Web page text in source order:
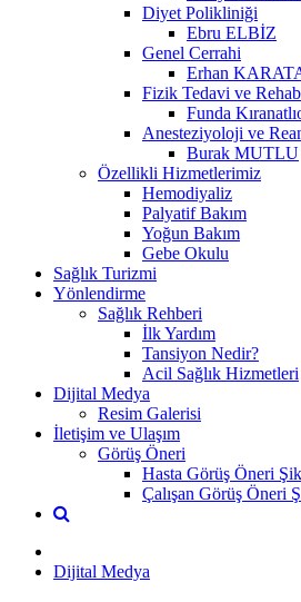
Diyet Polikliniği
Ebru ELBİZ
Genel Cerrahi
Erhan
Fizik Tedavi ve
Funda
Anesteziyoloji ve
Burak MUTLU
Özellikli Hizmetlerimiz
Hemodiyaliz
Palyatif Bakım
Yoğun Bakım
Gebe Okulu
Sağlık Turizmi
Yönlendirme
Sağlık Rehberi
İlk Yardım
Tansiyon Nedir?
Acil Sağlık Hizmetleri
Dijital Medya
Resim Galerisi
İletişim ve Ulaşım
Görüş Öneri
Hasta Görüş Öneri
Çalışan Görüş Öneri
Dijital Medya